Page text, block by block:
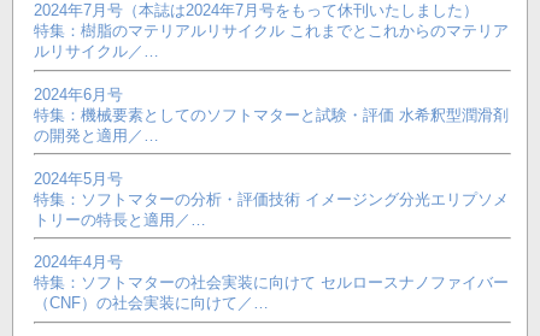
2024年7月号（本誌は2024年7月号をもって休刊いたしました）
特集：樹脂のマテリアルリサイクル これまでとこれからのマテリア
ルリサイクル／…
2024年6月号
特集：機械要素としてのソフトマターと試験・評価 水希釈型潤滑剤
の開発と適用／…
2024年5月号
特集：ソフトマターの分析・評価技術 イメージング分光エリプソメ
トリーの特長と適用／…
2024年4月号
特集：ソフトマターの社会実装に向けて セルロースナノファイバー
（CNF）の社会実装に向けて／…